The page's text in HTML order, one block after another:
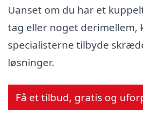
Uanset om du har et
tag eller noget derimellem,
specialisterne tilbyde
løsninger.
Få et tilbud, gratis og